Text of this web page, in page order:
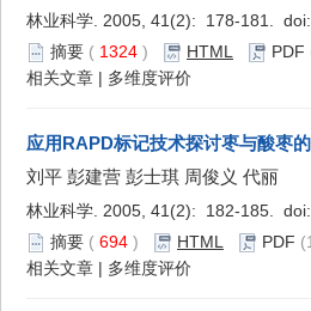
林业科学. 2005, 41(2): 178-181. doi:
摘要 ( 1324 ) HTML PDF
相关文章 | 多维度评价
应用RAPD标记技术探讨枣与酸枣
刘平 彭建营 彭士琪 周俊义 代丽
林业科学. 2005, 41(2): 182-185. doi:
摘要 ( 694 ) HTML PDF
相关文章 | 多维度评价